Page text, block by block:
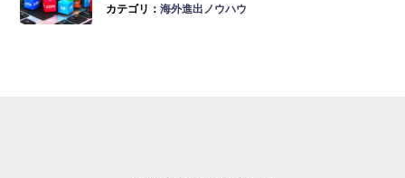
カテゴリ：海外進出ノウハウ